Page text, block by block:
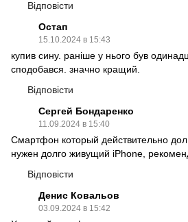
Відповісти
Остап
15.10.2024 в 15:43
купив сину. раніше у нього був
сподобався. значно кращий.
Відповісти
Сергей Бондаренко
11.09.2024 в 15:40
Смартфон который действительно
нужен долго живущий iPhone,
Відповісти
Денис Ковальов
03.09.2024 в 15:42